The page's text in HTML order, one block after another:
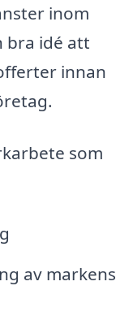
inom
bra idé att
innan
som
av markens